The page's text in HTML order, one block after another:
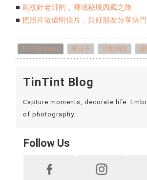
■ 迴紋針老師的，藏域秘境西藏之旅
■ 把照片做成明信片，與好朋友分享快門
TinTint News 圈日子 活動消息 桌
TinTint Blog
Capture moments, decorate life.
of photography.
Follow Us